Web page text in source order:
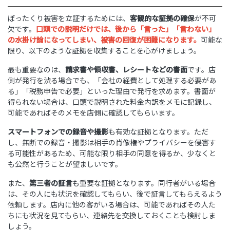
ぼったくり被害を立証するためには、 客観的な証拠の確保が不可
欠です。 口頭での説明だけでは、後から「言った」「言わない」
の水掛け論になってしまい、被害の回復が困難になります。 可能な
限り、以下のような証拠を収集することを心がけましょう。
最も重要なのは、 請求書や領収書、レシートなどの書面です。店
側が発行を渋る場合でも、「会社の経費として処理する必要があ
る」「税務申告で必要」といった理由で発行を求めます。書面が
得られない場合は、口頭で説明された料金内訳をメモに記録し、
可能であればそのメモを店側に確認してもらいます。
スマートフォンでの録音や撮影も有効な証拠となります。ただ
し、無断での録音・撮影は相手の肖像権やプライバシーを侵害す
る可能性があるため、可能な限り相手の同意を得るか、少なくと
も公然と行うことが望ましいです。
また、 第三者の証言も重要な証拠となります。同行者がいる場合
は、その人にも状況を確認してもらい、後で証言してもらえるよう
依頼します。店内に他の客がいる場合は、可能であればその人た
ちにも状況を見てもらい、連絡先を交換しておくことも検討しま
しょう。